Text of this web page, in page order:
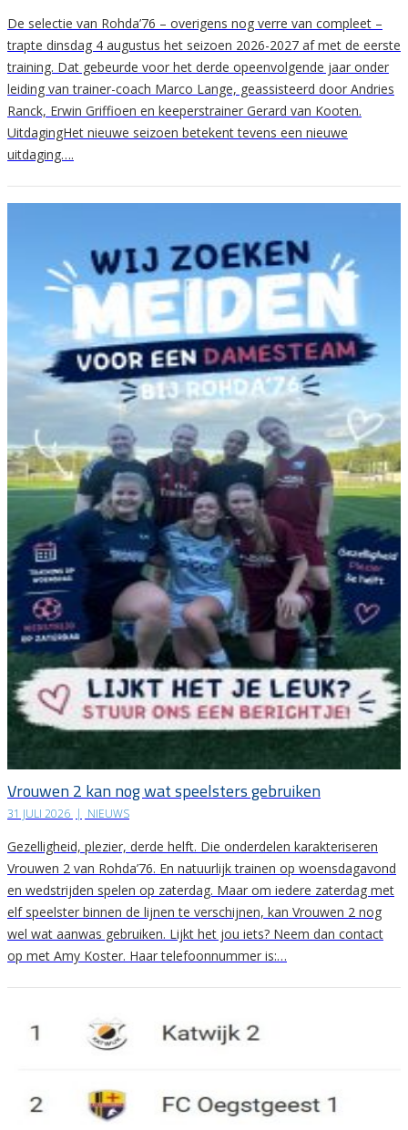
De selectie van Rohda’76 – overigens nog verre van compleet –
trapte dinsdag 4 augustus het seizoen 2026-2027 af met de eerste
training. Dat gebeurde voor het derde opeenvolgende jaar onder
leiding van trainer-coach Marco Lange, geassisteerd door Andries
Ranck, Erwin Griffioen en keeperstrainer Gerard van Kooten.
UitdagingHet nieuwe seizoen betekent tevens een nieuwe
uitdaging….
Vrouwen 2 kan nog wat speelsters gebruiken
31 JULI 2026 | NIEUWS
Gezelligheid, plezier, derde helft. Die onderdelen karakteriseren
Vrouwen 2 van Rohda’76. En natuurlijk trainen op woensdagavond
en wedstrijden spelen op zaterdag. Maar om iedere zaterdag met
elf speelster binnen de lijnen te verschijnen, kan Vrouwen 2 nog
wel wat aanwas gebruiken. Lijkt het jou iets? Neem dan contact
op met Amy Koster. Haar telefoonnummer is:…